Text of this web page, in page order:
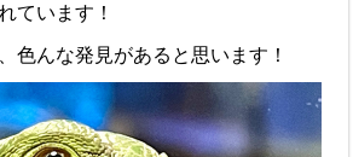
ています！
色んな発見があると思います！